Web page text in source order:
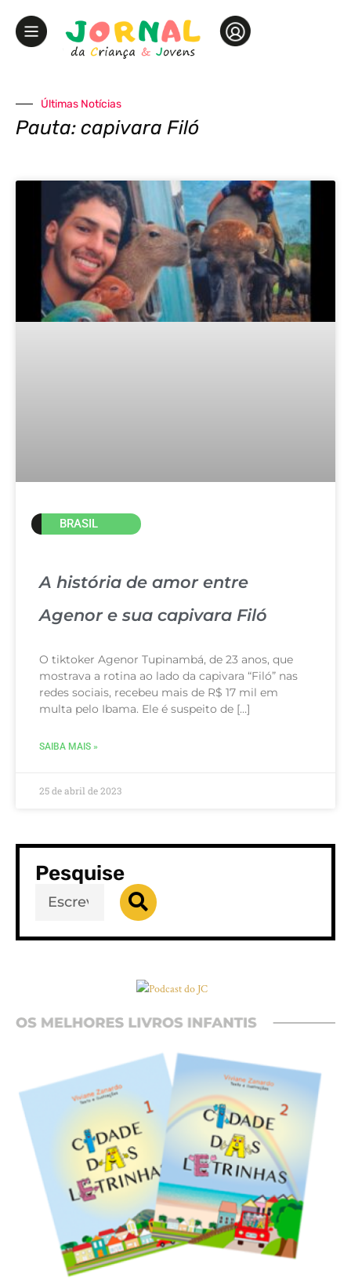
Últimas Notícias
Pauta: capivara Filó
BRASIL
A história de amor entre
Agenor e sua capivara Filó
O tiktoker Agenor Tupinambá, de 23 anos, que
mostrava a rotina ao lado da capivara “Filó” nas
redes sociais, recebeu mais de R$ 17 mil em
multa pelo Ibama. Ele é suspeito de […]
SAIBA MAIS »
25 de abril de 2023
Pesquise